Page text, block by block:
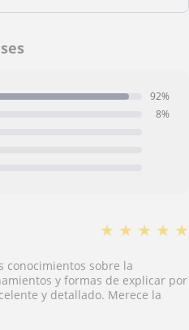
8%
92%
★ ★ ★ ★ ★
conocimientos sobre la
y formas de explicar por
y detallado. Merece la